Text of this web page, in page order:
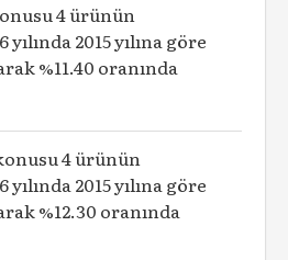
4 ürünün
2015 yılına göre
%11.40 oranında
4 ürünün
2015 yılına göre
%12.30 oranında